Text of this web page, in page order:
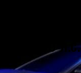
1200 л.с.